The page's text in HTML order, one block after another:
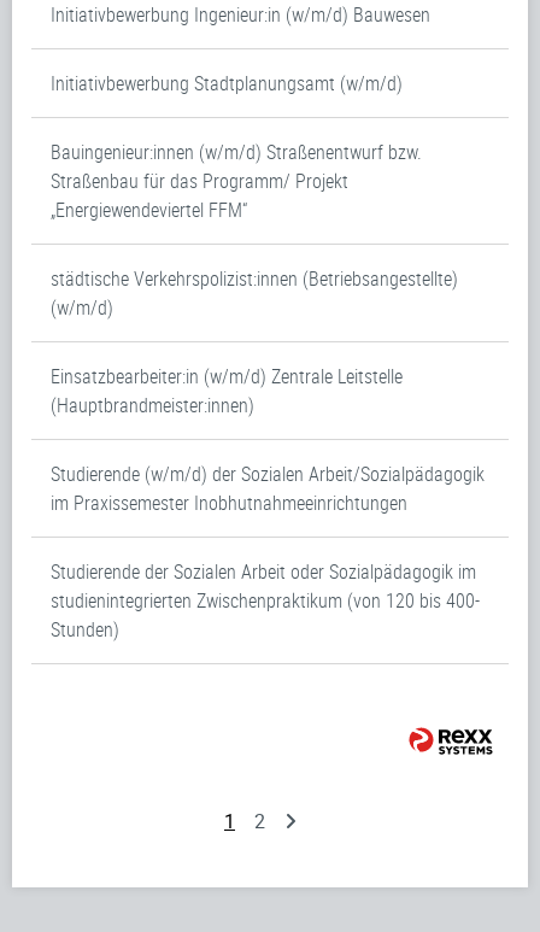
Initiativbewerbung Ingenieur:in (w/m/d) Bauwesen
Initiativbewerbung Stadtplanungsamt (w/m/d)
Bauingenieur:innen (w/m/d) Straßenentwurf bzw.
Straßenbau für das Programm/ Projekt
„Energiewendeviertel FFM“
städtische Verkehrspolizist:innen (Betriebsangestellte)
(w/m/d)
Einsatzbearbeiter:in (w/m/d) Zentrale Leitstelle
(Hauptbrandmeister:innen)
Studierende (w/m/d) der Sozialen Arbeit/Sozialpädagogik
im Praxissemester Inobhutnahmeeinrichtungen
Studierende der Sozialen Arbeit oder Sozialpädagogik im
studienintegrierten Zwischenpraktikum (von 120 bis 400-
Stunden)
1 2